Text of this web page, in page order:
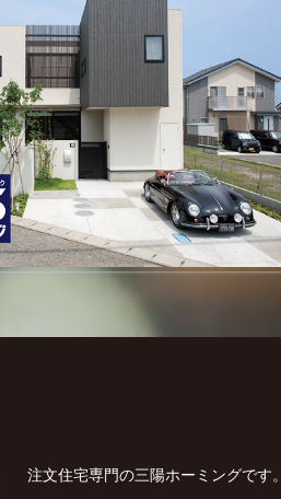
注文住宅専門の三陽ホーミングです。